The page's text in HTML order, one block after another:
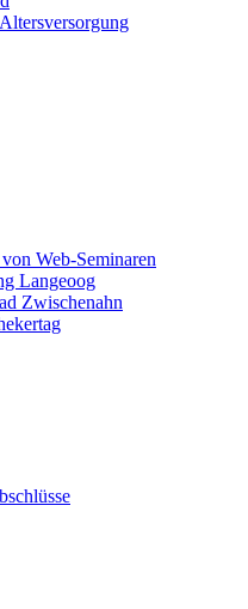
Web-Seminaren
Langeoog
Zwischenahn